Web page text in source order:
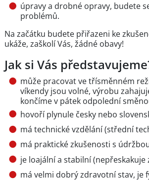
úpravy a drobné opravy, budete
problémů.
Na začátku budete přiřazeni ke
ukáže, zaškolí Vás, žádné obavy!
Jak si Vás
může pracovat ve třísměnném
víkendy jsou volné, výrobu
končíme v pátek odpolední
hovoří plynule česky nebo
má technické vzdělání (střední
má praktické zkušenosti s
je loajální a stabilní
má velmi dobrý zdravotní stav, je